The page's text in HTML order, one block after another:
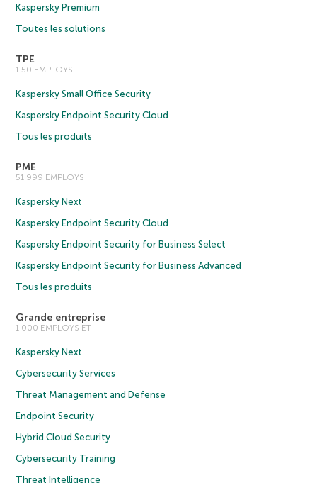
Kaspersky Premium
Toutes les solutions
TPE
1 50 EMPLOYS
Kaspersky Small Office Security
Kaspersky Endpoint Security Cloud
Tous les produits
PME
51 999 EMPLOYS
Kaspersky Next
Kaspersky Endpoint Security Cloud
Kaspersky Endpoint Security for Business Select
Kaspersky Endpoint Security for Business Advanced
Tous les produits
Grande entreprise
1 000 EMPLOYS ET
Kaspersky Next
Cybersecurity Services
Threat Management and Defense
Endpoint Security
Hybrid Cloud Security
Cybersecurity Training
Threat Intelligence